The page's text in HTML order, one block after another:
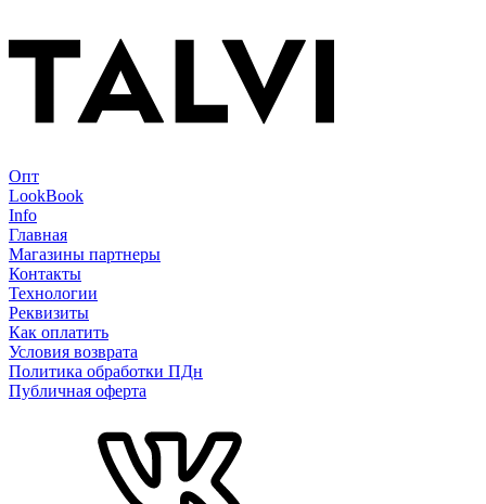
Опт
LookBook
Info
Главная
Магазины партнеры
Контакты
Технологии
Реквизиты
Как оплатить
Условия возврата
Политика обработки ПДн
Публичная оферта